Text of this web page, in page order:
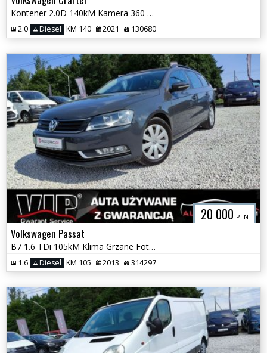
Kontener 2.0D 140kM Kamera 360 GWARANCJA
2.0 Diesel KM 140 2021 130680
20 000 PLN
Volkswagen Passat
B7 1.6 TDi 105kM Klima Grzane Fotele Czujniki Serwis GWARANCJA
1.6 Diesel KM 105 2013 314297